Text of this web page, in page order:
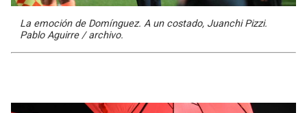
La emoción de Domínguez. A un costado, Juanchi Pizzi.
Pablo Aguirre / archivo.